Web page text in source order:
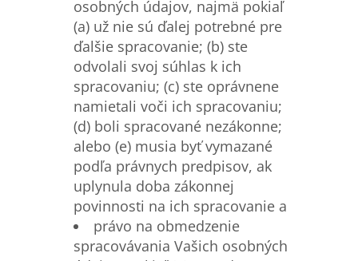
osobných údajov, najmä pokiaľ
(a) už nie sú ďalej potrebné pre
ďalšie spracovanie; (b) ste
odvolali svoj súhlas k ich
spracovaniu; (c) ste oprávnene
namietali voči ich spracovaniu;
(d) boli spracované nezákonne;
alebo (e) musia byť vymazané
podľa právnych predpisov, ak
uplynula doba zákonnej
povinnosti na ich spracovanie a
právo na obmedzenie
spracovávania Vašich osobných